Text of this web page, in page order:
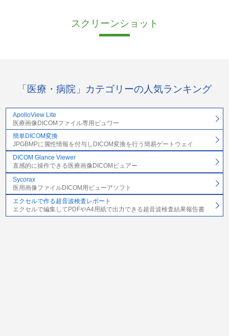
スクリーンショット
「医療・病院」カテゴリーの人気ランキング
ApolloView Lite
医療画像DICOMファイル専用ビュワー
簡単DICOM変換
JPGBMPに属性情報を付与しDICOM変換を行う簡易ゲートウェイ
DICOM Glance Viewer
直感的に操作できる医療画像DICOMビュアー
Sycorax
医用画像ファイルDICOM用ビューアソフト
エクセルで作る超音波検査レポート
エクセルで編集してPDFやA4用紙で出力できる超音波検査結果報告書